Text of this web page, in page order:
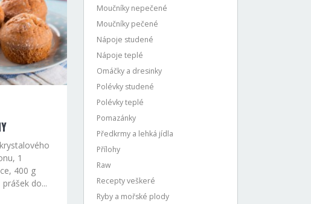
1
400 g
do...
Moučníky nepečené
Moučníky pečené
Nápoje studené
Nápoje teplé
Omáčky a dresinky
Polévky studené
Polévky teplé
Pomazánky
Předkrmy a lehká jídla
Přílohy
Raw
Recepty veškeré
Ryby a mořské plody